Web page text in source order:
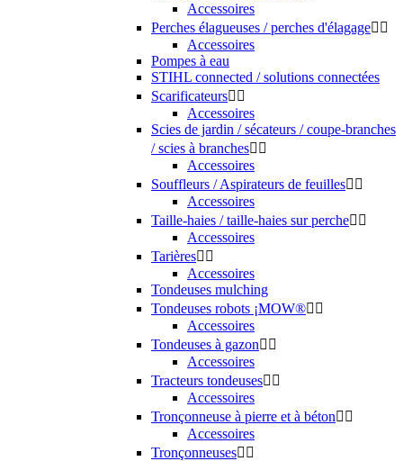
Accessoires
Perches élagueuses / perches d'élagage 
Accessoires
Pompes à eau
STIHL connected / solutions connectées
Scarificateurs 
Accessoires
Scies de jardin / sécateurs / coupe-branches
/ scies à branches 
Accessoires
Souffleurs / Aspirateurs de feuilles 
Accessoires
Taille-haies / taille-haies sur perche 
Accessoires
Tarières 
Accessoires
Tondeuses mulching
Tondeuses robots ¡MOW® 
Accessoires
Tondeuses à gazon 
Accessoires
Tracteurs tondeuses 
Accessoires
Tronçonneuse à pierre et à béton 
Accessoires
Tronçonneuses 